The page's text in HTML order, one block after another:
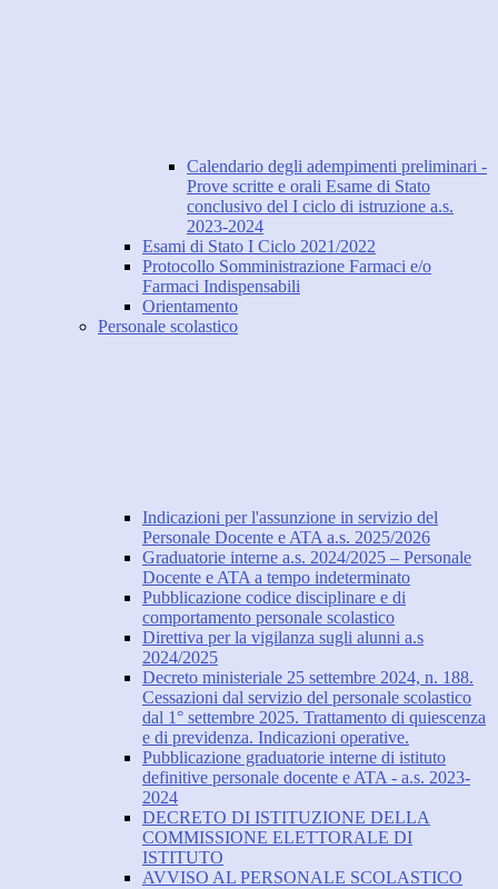
Calendario degli adempimenti preliminari -
Prove scritte e orali Esame di Stato
conclusivo del I ciclo di istruzione a.s.
2023-2024
Esami di Stato I Ciclo 2021/2022
Protocollo Somministrazione Farmaci e/o
Farmaci Indispensabili
Orientamento
Personale scolastico
Indicazioni per l'assunzione in servizio del
Personale Docente e ATA a.s. 2025/2026
Graduatorie interne a.s. 2024/2025 – Personale
Docente e ATA a tempo indeterminato
Pubblicazione codice disciplinare e di
comportamento personale scolastico
Direttiva per la vigilanza sugli alunni a.s
2024/2025
Decreto ministeriale 25 settembre 2024, n. 188.
Cessazioni dal servizio del personale scolastico
dal 1° settembre 2025. Trattamento di quiescenza
e di previdenza. Indicazioni operative.
Pubblicazione graduatorie interne di istituto
definitive personale docente e ATA - a.s. 2023-
2024
DECRETO DI ISTITUZIONE DELLA
COMMISSIONE ELETTORALE DI
ISTITUTO
AVVISO AL PERSONALE SCOLASTICO